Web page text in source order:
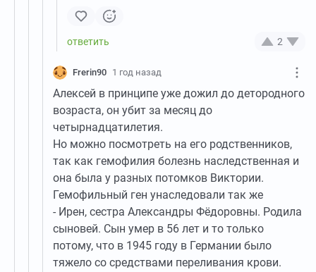
2
Frerin90 1 год назад
Алексей в принципе уже дожил до детородного
возраста, он убит за месяц до
четырнадцатилетия.
Но можно посмотреть на его родственников,
так как гемофилия болезнь наследственная и
она была у разных потомков Виктории.
Гемофильный ген унаследовали так же
- Ирен, сестра Александры Фёдоровны. Родила
сыновей. Сын умер в 56 лет и то только
потому, что в 1945 году в Германии было
тяжело со средствами переливания крови.